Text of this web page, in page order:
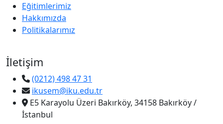
Eğitimlerimiz
Hakkımızda
Politikalarımız
İletişim
(0212) 498 47 31
ikusem@iku.edu.tr
E5 Karayolu Üzeri Bakırköy, 34158 Bakırköy /
İstanbul